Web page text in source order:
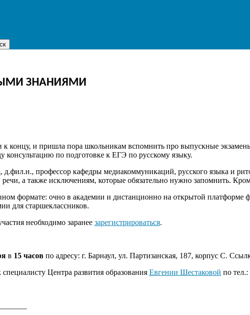
ЗНАНИЯМИ
концу, и пришла пора школьникам вспомнить про выпускные
консультацию по подготовке к ЕГЭ по русскому языку.
, д.фил.н., профессор кафедры медиакоммуникаций, русского языка и
а также исключениям, которые обязательно нужно запомнить.
формате: очно в академии и дистанционно на открытой платформе
для старшеклассников.
необходимо заранее зарегистрироваться.
в 15 часов по адресу: г. Барнаул, ул. Партизанская, 187, корпус С.
Центра развития образования Евгении Шестаковой по